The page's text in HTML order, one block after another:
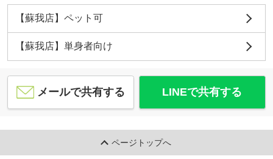
【蘇我店】ペット可
【蘇我店】単身者向け
メールで共有する LINEで共有する
ページトップへ